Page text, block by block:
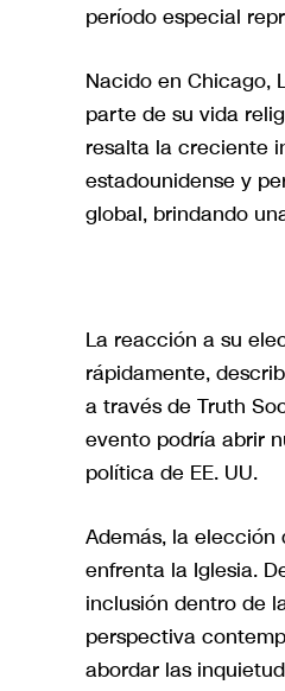
período especial
Nacido en Chicago,
parte de su vida
resalta la creciente
estadounidense y
global, brindando
La reacción a su
rápidamente,
a través de Truth
evento podría abrir
política de EE. UU.
Además, la elección
enfrenta la Iglesia.
inclusión dentro de
perspectiva
abordar las